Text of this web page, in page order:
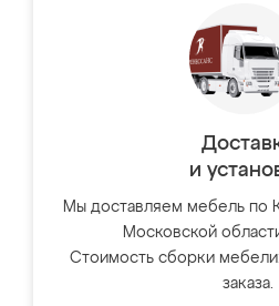
и
Мы доставляем мебель по
Московской
Стоимость сборки
заказа.